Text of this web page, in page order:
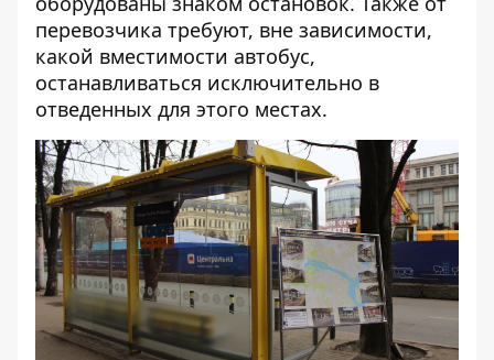
перевозчика требуют, вне зависимости,
какой вместимости автобус,
останавливаться исключительно в
отведенных для этого местах.